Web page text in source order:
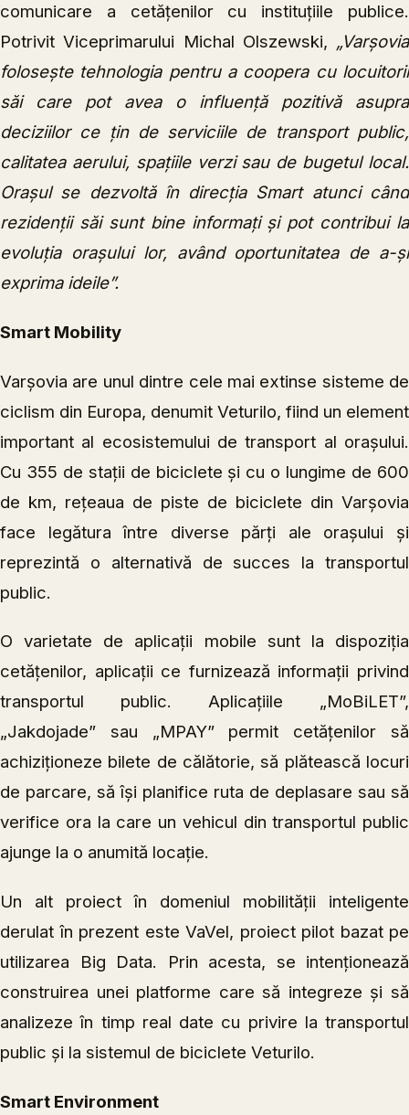
comunicare a cetățenilor cu instituțiile publice.
Potrivit Viceprimarului Michal Olszewski, „Varșovia
folosește tehnologia pentru a coopera cu locuitorii
săi care pot avea o influență pozitivă asupra
deciziilor ce țin de serviciile de transport public,
calitatea aerului, spațiile verzi sau de bugetul local.
Orașul se dezvoltă în direcția Smart atunci când
rezidenții săi sunt bine informați și pot contribui la
evoluția orașului lor, având oportunitatea de a-și
exprima ideile”.
Smart Mobility
Varșovia are unul dintre cele mai extinse sisteme de
ciclism din Europa, denumit Veturilo, fiind un element
important al ecosistemului de transport al orașului.
Cu 355 de stații de biciclete și cu o lungime de 600
de km, rețeaua de piste de biciclete din Varșovia
face legătura între diverse părți ale orașului și
reprezintă o alternativă de succes la transportul
public.
O varietate de aplicații mobile sunt la dispoziția
cetățenilor, aplicații ce furnizează informații privind
transportul public. Aplicațiile „MoBiLET”,
„Jakdojade” sau „MPAY” permit cetățenilor să
achiziționeze bilete de călătorie, să plătească locuri
de parcare, să își planifice ruta de deplasare sau să
verifice ora la care un vehicul din transportul public
ajunge la o anumită locație.
Un alt proiect în domeniul mobilității inteligente
derulat în prezent este VaVel, proiect pilot bazat pe
utilizarea Big Data. Prin acesta, se intenționează
construirea unei platforme care să integreze și să
analizeze în timp real date cu privire la transportul
public și la sistemul de biciclete Veturilo.
Smart Environment